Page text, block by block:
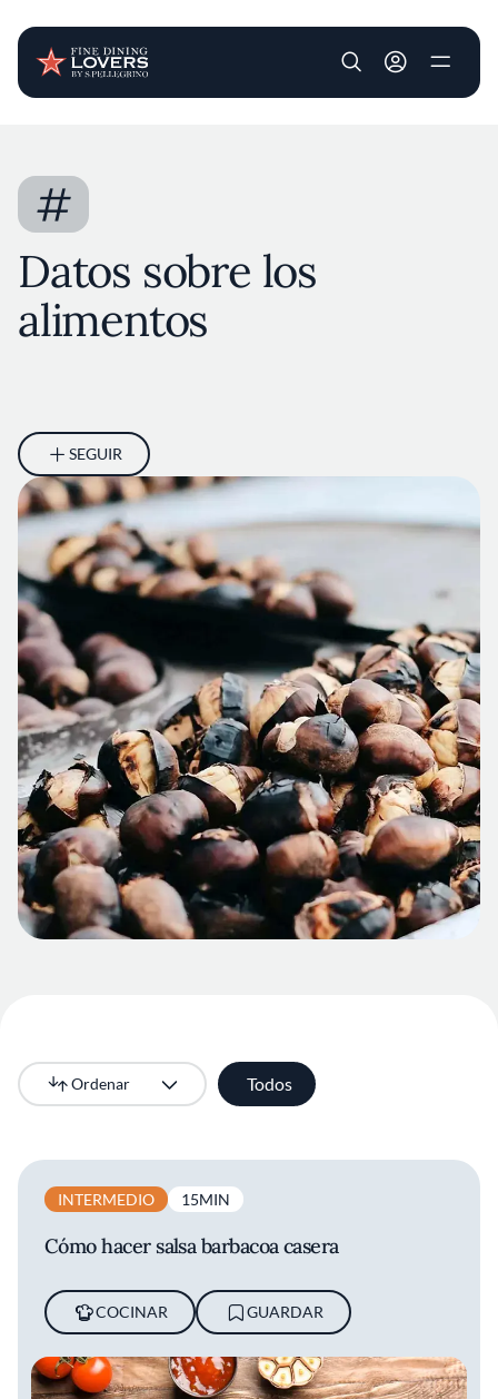
User account
#
Datos sobre los
alimentos
SEGUIR
Todos
Ordenar
Más recientes
INTERMEDIO 15MIN
Cómo hacer salsa barbacoa casera
COCINAR GUARDAR